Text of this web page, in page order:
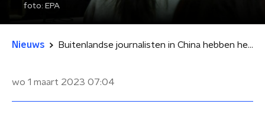
foto: EPA
Nieuws Buitenlandse journalisten in China hebben het lastig: 'Mensen durven niet te praten'
wo 1 maart 2023 07:04